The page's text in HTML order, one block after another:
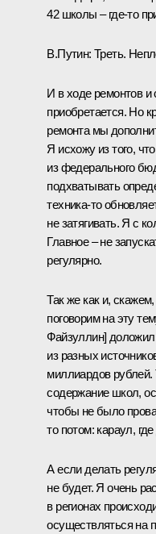
42 школы – где-то
В.Путин: Треть.
И в ходе ремонтов и
приобретается. Но
ремонта мы
Я исхожу из того,
из федерального
подхватывать
техника-то
не затягивать. Я с
Главное – не
регулярно.
Так же как и,
поговорим на эту
Файзуллин]
из разных
миллиардов
содержание школ,
чтобы не было
то потом: караул,
А если делать
не будет. Я очень
в регионах
осуществляться на